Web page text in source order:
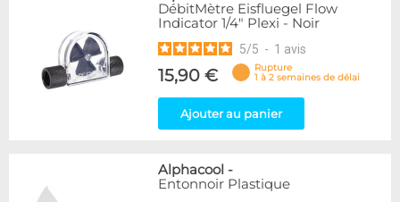
DébitMètre Eisfluegel Flow
Indicator 1/4" Plexi - Noir
5/5 - 1 avis
15,90 €
Rupture
1 à 2 semaines de délai
Ajouter au panier
Alphacool -
Entonnoir Plastique